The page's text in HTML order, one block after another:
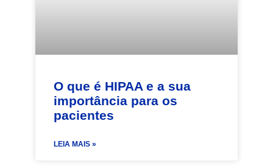
O que é HIPAA e a sua
importância para os
pacientes
LEIA MAIS »